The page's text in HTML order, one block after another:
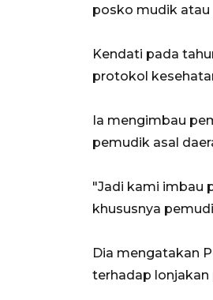
posko mudik atau
Kendati pada
protokol
Ia mengimbau
pemudik asal
"Jadi kami imbau
khususnya
Dia mengatakan
terhadap lonjakan